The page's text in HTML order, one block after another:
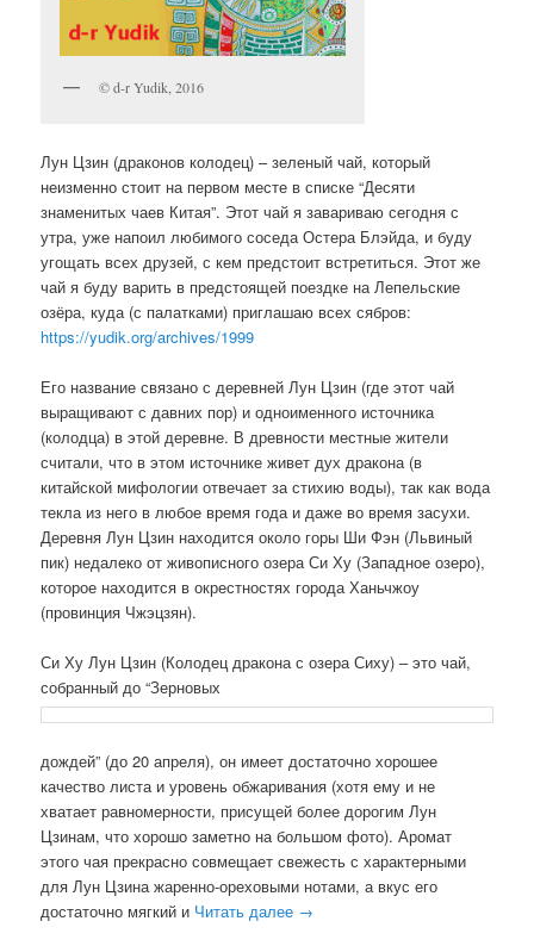
© d-r Yudik, 2016
Лун Цзин (драконов колодец) – зеленый чай, который
неизменно стоит на первом месте в списке “Десяти
знаменитых чаев Китая”. Этот чай я завариваю сегодня с
утра, уже напоил любимого соседа Остера Блэйда, и буду
угощать всех друзей, с кем предстоит встретиться. Этот же
чай я буду варить в предстоящей поездке на Лепельские
озёра, куда (с палатками) приглашаю всех сябров:
https://yudik.org/archives/1999
Его название связано с деревней Лун Цзин (где этот чай
выращивают с давних пор) и одноименного источника
(колодца) в этой деревне. В древности местные жители
считали, что в этом источнике живет дух дракона (в
китайской мифологии отвечает за стихию воды), так как вода
текла из него в любое время года и даже во время засухи.
Деревня Лун Цзин находится около горы Ши Фэн (Львиный
пик) недалеко от живописного озера Си Ху (Западное озеро),
которое находится в окрестностях города Ханьчжоу
(провинция Чжэцзян).
Си Ху Лун Цзин (Колодец дракона с озера Сиху) – это чай,
собранный до “Зерновых
дождей” (до 20 апреля), он имеет достаточно хорошее
качество листа и уровень обжаривания (хотя ему и не
хватает равномерности, присущей более дорогим Лун
Цзинам, что хорошо заметно на большом фото). Аромат
этого чая прекрасно совмещает свежесть с характерными
для Лун Цзина жаренно-ореховыми нотами, а вкус его
достаточно мягкий и Читать далее →